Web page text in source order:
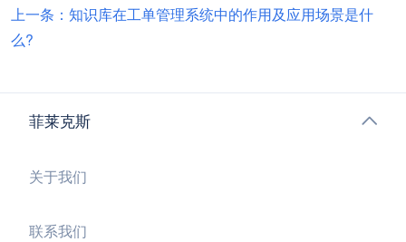
上一条：知识库在工单管理系统中的作用及应用场景是什
么?
菲莱克斯
关于我们
联系我们